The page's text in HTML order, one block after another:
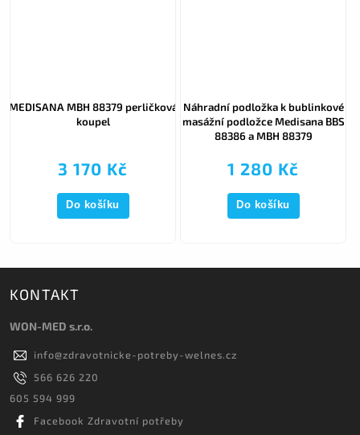
MEDISANA MBH 88379 perličková
koupel
3 170 Kč
Do košíku
Náhradní podložka k bublinkové
masážní podložce Medisana BBS
88386 a MBH 88379
1 280 Kč
Do košíku
KONTAKT
WON-MED s.r.o.
info@zdravotnicke-potreby-welnes.cz
566 626 220
605 594 999
Facebook Zdravotní potřeby